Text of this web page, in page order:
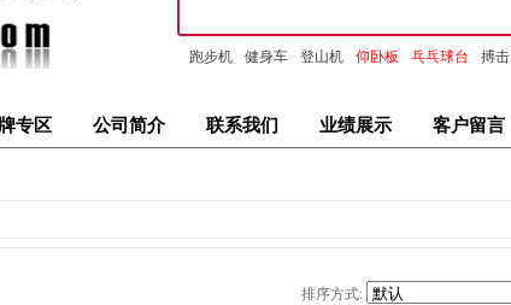
跑步机 健身车 登山机 仰卧板 乓乓球台 搏击
专区 公司简介 联系我们 业绩展示 客户留言
排序方式: